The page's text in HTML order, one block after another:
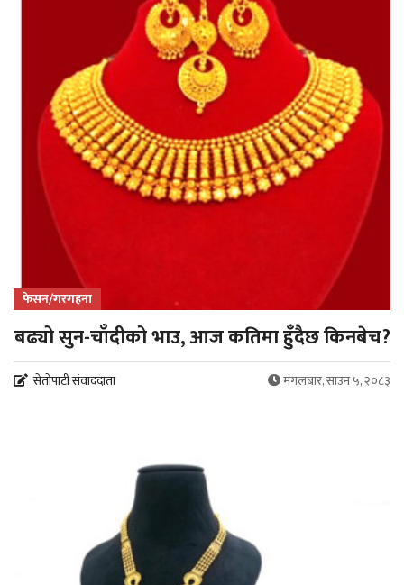
फेसन/गरगहना
बढ्यो सुन-चाँदीको भाउ, आज कतिमा हुँदैछ किनबेच?
सेतोपाटी संवाददाता मंगलबार, साउन ५, २०८३